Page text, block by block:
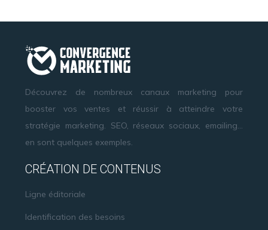
Découvrez de nombreux canaux marketing pour
booster vos ventes et réussir à atteindre votre
stratégie marketing. SEO, réseaux sociaux, emailing…
en sont quelques exemples.
CRÉATION DE CONTENUS
Ligne éditoriale
Identification des besoins